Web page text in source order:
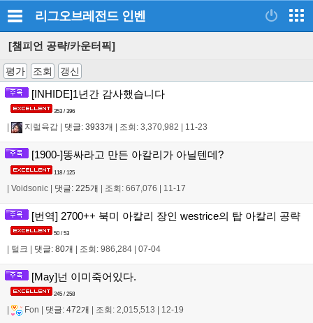
리그오브레전드 인벤
[챔피언 공략/카운터픽]
평가 조회 갱신
[INHIDE]1년간 감사했습니다
353 / 396
지럴육갑 댓글: 3933개 조회: 3,370,982 11-23
[1900-]똥싸라고 만든 아칼리가 아닐텐데?
118 / 125
| Voidsonic | 댓글: 225개 | 조회: 667,076 | 11-17
[번역] 2700++ 북미 아칼리 장인 westrice의 탑 아칼리 공략
50 / 53
털크 댓글: 80개 조회: 986,284 07-04
[May]넌 이미죽어있다.
245 / 258
Fon 댓글: 472개 조회: 2,015,513 12-19